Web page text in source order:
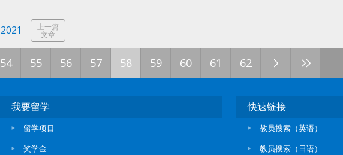
2021 上一篇
文章
54 55 56 57 58 59 60 61 62 > >>
我要留学
留学项目
奖学金
快速链接
教员搜索（英语）
教员搜索（日语）